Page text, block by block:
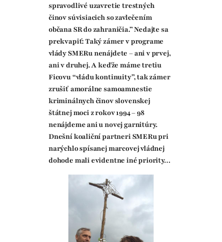
spravodlivé uzavretie trestných
činov súvisiacich so zavlečením
občana SR do zahraničia.” Nedajte sa
prekvapiť: Taký zámer v programe
vlády SMERu nenájdete – ani v prvej,
ani v druhej. A keďže máme tretiu
Ficovu “vládu kontinuity”, tak zámer
zrušiť amorálne samoamnestie
kriminálnych činov slovenskej
štátnej moci z rokov 1994 – 98
nenájdeme ani u novej garnitúry.
Dnešní koaliční partneri SMERu pri
narýchlo spísanej marcovej vládnej
dohode mali evidentne iné priority…